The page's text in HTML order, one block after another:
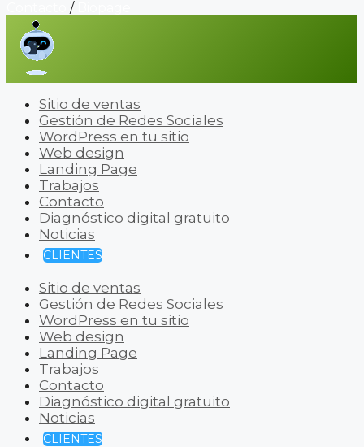
/
Sitio de ventas
Gestión de Redes Sociales
WordPress en tu sitio
Web design
Landing Page
Trabajos
Contacto
Diagnóstico digital gratuito
Noticias
CLIENTES
Sitio de ventas
Gestión de Redes Sociales
WordPress en tu sitio
Web design
Landing Page
Trabajos
Contacto
Diagnóstico digital gratuito
Noticias
CLIENTES